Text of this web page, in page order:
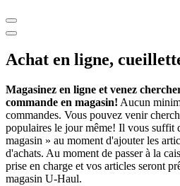
Achat en ligne,
Magasinez en ligne et venez
commande en magasin! Aucun
commandes. Vous pouvez venir
populaires le jour même! Il vous suffit
magasin » au moment d'ajouter les
d'achats. Au moment de passer à la
prise en charge et vos articles seront
magasin U-Haul.